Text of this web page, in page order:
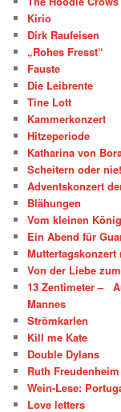
Kirio
Dirk Raufeisen
„Rohes Fresst“
Fauste
Die Leibrente
Tine Lott
Kammerkonzert
Hitzeperiode
Katharina von
Scheitern oder nie!
Adventskonzert
Blähungen
Vom kleinen
Ein Abend für
Von der Liebe
13 Zentimeter –
Mannes
Strömkarlen
Kill me Kate
Double Dylans
Ruth Freudenheim
Wein-Lese:
Love letters